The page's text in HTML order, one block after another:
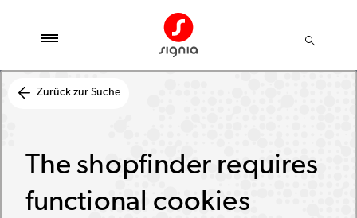
Zurück zur Suche
The shopfinder requires
functional cookies